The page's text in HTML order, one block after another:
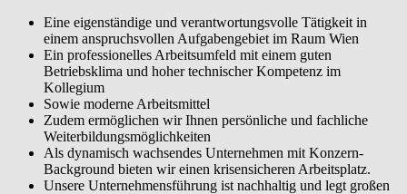
Eine eigenständige und verantwortungsvolle Tätigkeit in
einem anspruchsvollen Aufgabengebiet im Raum Wien
Ein professionelles Arbeitsumfeld mit einem guten
Betriebsklima und hoher technischer Kompetenz im
Kollegium
Sowie moderne Arbeitsmittel
Zudem ermöglichen wir Ihnen persönliche und fachliche
Weiterbildungsmöglichkeiten
Als dynamisch wachsendes Unternehmen mit Konzern-
Background bieten wir einen krisensicheren Arbeitsplatz.
Unsere Unternehmensführung ist nachhaltig und legt großen